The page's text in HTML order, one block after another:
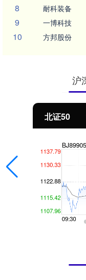
8 耐科装备
9 一博科技
10 方邦股份
沪
北证50